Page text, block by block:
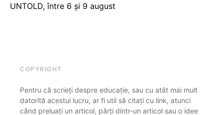
UNTOLD, între 6 și 9 august
COPYRIGHT
Pentru că scrieți despre educație, sau cu atât mai mult
datorită acestui lucru, ar fi util să citați cu link, atunci
când preluați un articol, părți dintr-un articol sau o idee